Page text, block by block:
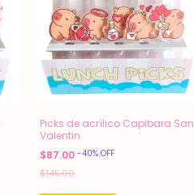
Picks de acrílico Capibara San
Valentin
$87.00 -40% OFF
$145.00